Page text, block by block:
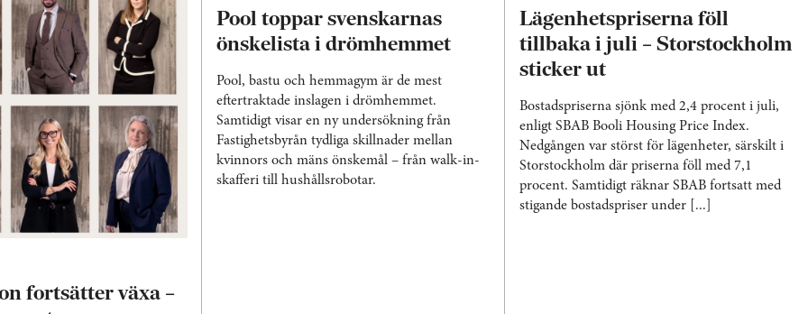
fortsätter växa –
Pool toppar svenskarnas
önskelista i drömhemmet
Pool, bastu och hemmagym är de mest
eftertraktade inslagen i drömhemmet.
Samtidigt visar en ny undersökning från
Fastighetsbyrån tydliga skillnader mellan
kvinnors och mäns önskemål – från walk-in-
skafferi till hushållsrobotar.
Lägenhetspriserna föll
tillbaka i juli – Storstockholm
sticker ut
Bostadspriserna sjönk med 2,4 procent i juli,
enligt SBAB Booli Housing Price Index.
Nedgången var störst för lägenheter, särskilt i
Storstockholm där priserna föll med 7,1
procent. Samtidigt räknar SBAB fortsatt med
stigande bostadspriser under [...]